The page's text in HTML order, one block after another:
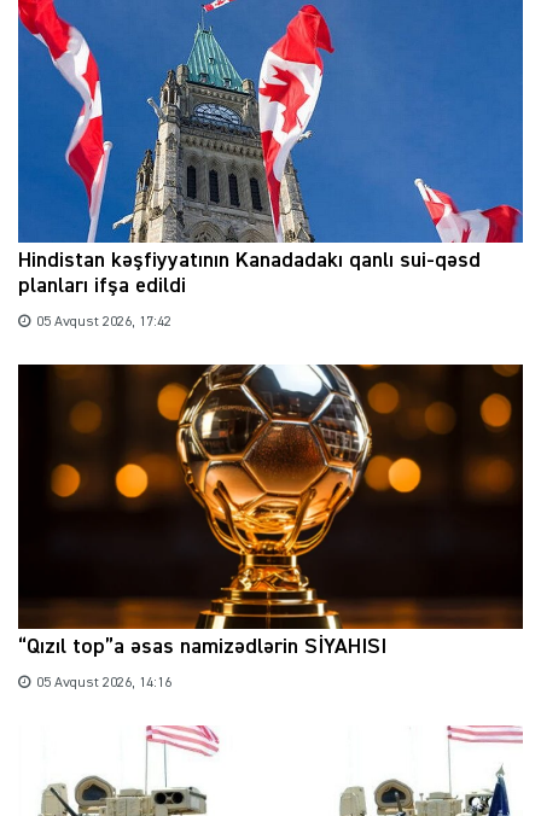
Hindistan kəşfiyyatının Kanadadakı qanlı sui-qəsd
planları ifşa edildi
05 Avqust 2026, 17:42
“Qızıl top”a əsas namizədlərin SİYAHISI
05 Avqust 2026, 14:16